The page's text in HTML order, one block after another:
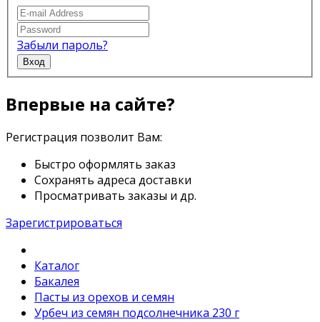
Забыли пароль?
Вход
Впервые на сайте?
Регистрация позволит Вам:
Быстро оформлять заказ
Сохранять адреса доставки
Просматривать заказы и др.
Зарегистрироваться
Каталог
Бакалея
Пасты из орехов и семян
Урбеч из семян подсолнечника 230 г